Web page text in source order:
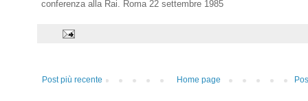
conferenza alla Rai. Roma 22 settembre 1985
Post più recente Home page